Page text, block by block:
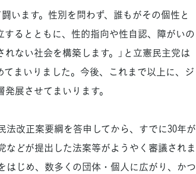
います。性別を問わず、誰もがその個性と
るとともに、性的指向や性自認、障がいの
ない社会を構築します。」と立憲民主党は
まいりました。今後、これまで以上に、ジ
展させてまいります。
改正案要綱を答申してから、すでに30年が
どが提出した法案等がようやく審議されま
はじめ、数多くの団体・個人に広がり、かつ